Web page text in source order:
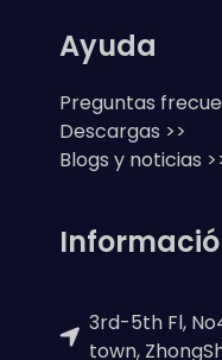
Ayuda
Preguntas
Descargas >>
Blogs y noticias
3rd-5th Fl,
town,